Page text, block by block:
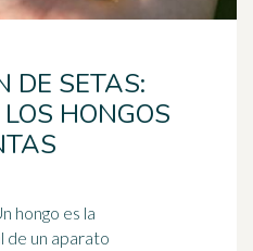
DE SETAS:
HONGOS
hongo es la
un aparato